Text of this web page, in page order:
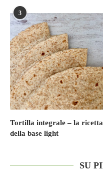
3
Tortilla integrale – la ricetta
della base light
SU